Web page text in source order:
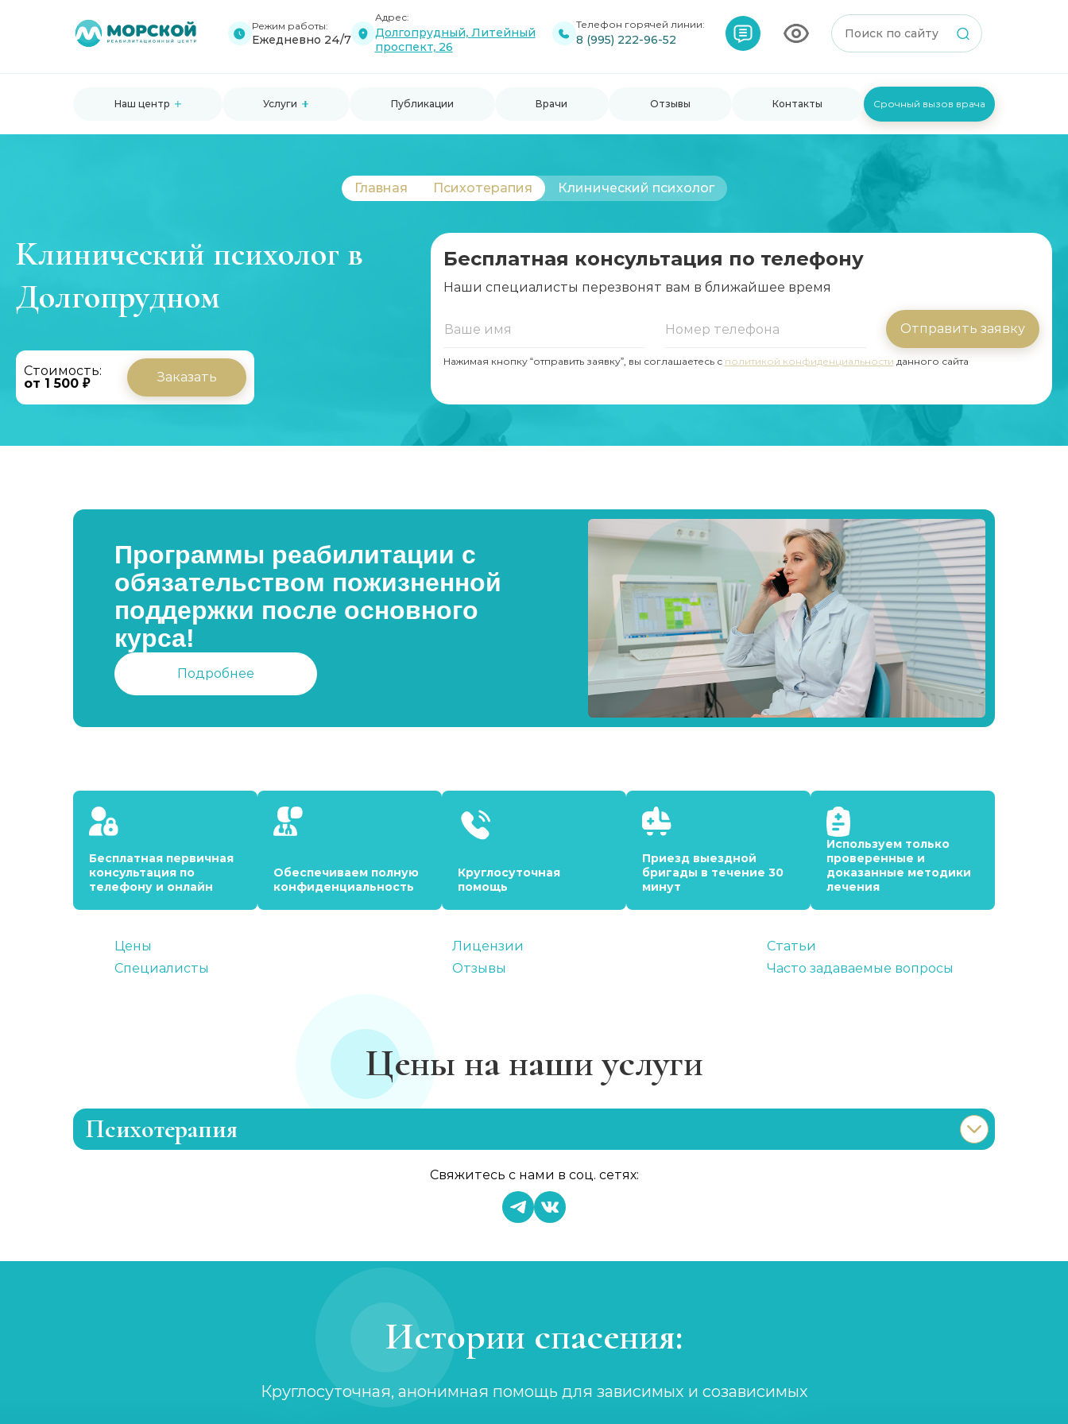
Режим работы:
Ежедневно 24/7
Адрес:
Долгопрудный, Литейный
проспект, 26
Телефон горячей линии:
8 (995) 222-96-52
Наш центр Услуги Публикации Врачи Отзывы Контакты Срочный вызов врача
Главная Психотерапия Клинический психолог
Клинический психолог в
Долгопрудном
Стоимость:
от 1 500 ₽
Заказать
Бесплатная консультация по телефону
Наши специалисты перезвонят вам в ближайшее время
Отправить заявку
Нажимая кнопку “отправить заявку”, вы соглашаетесь с политикой конфиденциальности данного сайта
Программы реабилитации с
обязательством пожизненной
поддержки после основного
курса!
Подробнее
Бесплатная первичная
консультация по
телефону и онлайн
Обеспечиваем полную
конфиденциальность
Круглосуточная
помощь
Приезд выездной
бригады в течение 30
минут
Используем только
проверенные и
доказанные методики
лечения
Цены
Специалисты
Лицензии
Отзывы
Статьи
Часто задаваемые вопросы
Цены на наши услуги
Психотерапия
Свяжитесь с нами в соц. сетях:
Истории спасения:
Круглосуточная, анонимная помощь для зависимых и созависимых